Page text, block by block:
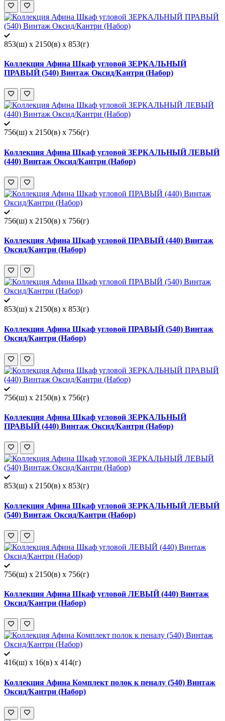
853(ш) x 2150(в) x 853(г)
Коллекция Афина Шкаф угловой ЗЕРКАЛЬНЫЙ
ПРАВЫЙ (540) Винтаж Оксид/Кантри (Набор)
756(ш) x 2150(в) x 756(г)
Коллекция Афина Шкаф угловой ЗЕРКАЛЬНЫЙ ЛЕВЫЙ
(440) Винтаж Оксид/Кантри (Набор)
756(ш) x 2150(в) x 756(г)
Коллекция Афина Шкаф угловой ПРАВЫЙ (440) Винтаж
Оксид/Кантри (Набор)
853(ш) x 2150(в) x 853(г)
Коллекция Афина Шкаф угловой ПРАВЫЙ (540) Винтаж
Оксид/Кантри (Набор)
756(ш) x 2150(в) x 756(г)
Коллекция Афина Шкаф угловой ЗЕРКАЛЬНЫЙ
ПРАВЫЙ (440) Винтаж Оксид/Кантри (Набор)
853(ш) x 2150(в) x 853(г)
Коллекция Афина Шкаф угловой ЗЕРКАЛЬНЫЙ ЛЕВЫЙ
(540) Винтаж Оксид/Кантри (Набор)
756(ш) x 2150(в) x 756(г)
Коллекция Афина Шкаф угловой ЛЕВЫЙ (440) Винтаж
Оксид/Кантри (Набор)
416(ш) x 16(в) x 414(г)
Коллекция Афина Комплект полок к пеналу (540) Винтаж
Оксид/Кантри (Набор)